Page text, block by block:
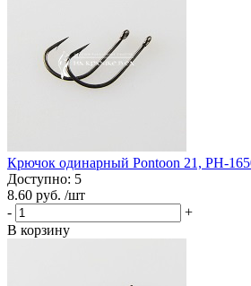
Крючок одинарный Pontoon 21, PH-
Доступно: 5
8.60 руб. /шт
-
+
В корзину